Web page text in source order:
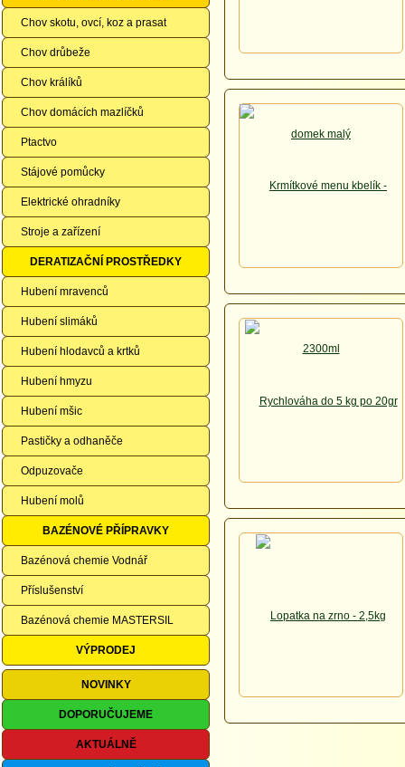
Chov skotu, ovcí, koz a prasat
Chov drůbeže
Chov králíků
Chov domácích mazlíčků
Ptactvo
Stájové pomůcky
Elektrické ohradníky
Stroje a zařízení
DERATIZAČNÍ PROSTŘEDKY
Hubení mravenců
Hubení slimáků
Hubení hlodavců a krtků
Hubení hmyzu
Hubení mšic
Pastičky a odhaněče
Odpuzovače
Hubení molů
BAZÉNOVÉ PŘÍPRAVKY
Bazénová chemie Vodnář
Příslušenství
Bazénová chemie MASTERSIL
VÝPRODEJ
NOVINKY
DOPORUČUJEME
AKTUÁLNĚ